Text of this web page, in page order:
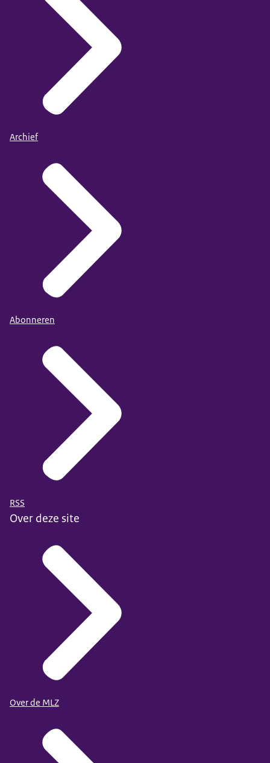
Archief
Abonneren
RSS
Over deze site
Over de MLZ